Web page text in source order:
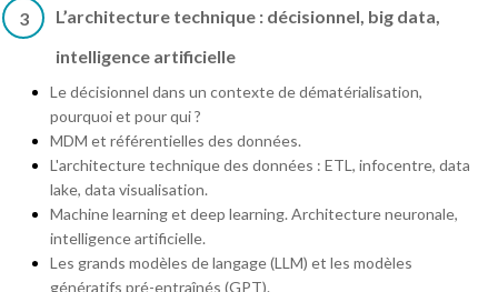
3
L’architecture technique : décisionnel, big data,
intelligence artificielle
Le décisionnel dans un contexte de dématérialisation,
pourquoi et pour qui ?
MDM et référentielles des données.
L'architecture technique des données : ETL, infocentre, data
lake, data visualisation.
Machine learning et deep learning. Architecture neuronale,
intelligence artificielle.
Les grands modèles de langage (LLM) et les modèles
génératifs pré-entraînés (GPT).